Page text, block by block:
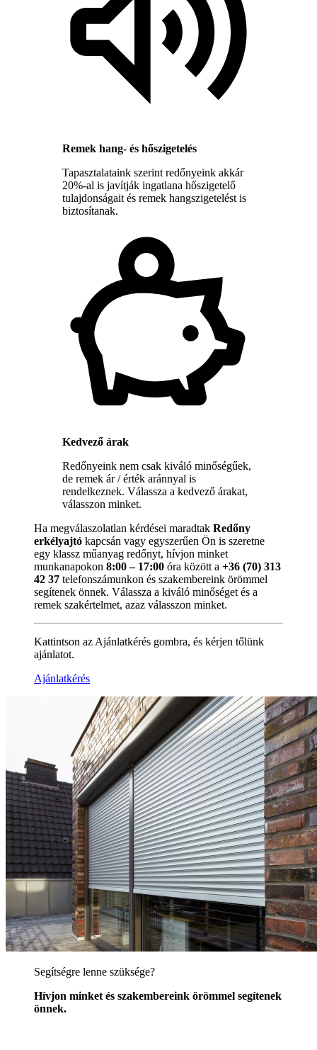
Remek hang- és hőszigetelés
Tapasztalataink szerint redőnyeink akkár
20%-al is javítják ingatlana hőszigetelő
tulajdonságait és remek hangszigetelést is
biztosítanak.
Kedvező árak
Redőnyeink nem csak kiváló minőségűek,
de remek ár / érték aránnyal is
rendelkeznek. Válassza a kedvező árakat,
válasszon minket.
Ha megválaszolatlan kérdései maradtak Redőny
erkélyajtó kapcsán vagy egyszerűen Ön is szeretne
egy klassz műanyag redőnyt, hívjon minket
munkanapokon 8:00 – 17:00 óra között a +36 (70) 313
42 37 telefonszámunkon és szakembereink örömmel
segítenek önnek. Válassza a kiváló minőséget és a
remek szakértelmet, azaz válasszon minket.
Kattintson az Ajánlatkérés gombra, és kérjen tőlünk
ajánlatot.
Ajánlatkérés
Segítségre lenne szüksége?
Hívjon minket és szakembereink örömmel segítenek
önnek.